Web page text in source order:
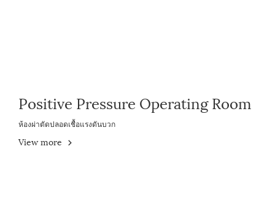
Positive Pressure Operating Room
ห้องผ่าตัดปลอดเชื้อแรงดันบวก
View more